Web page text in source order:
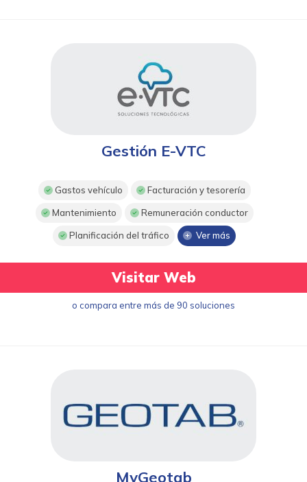
Gestión E-VTC
Gastos vehículo Facturación y tesorería
Mantenimiento Remuneración conductor
Planificación del tráfico Ver más
Visitar Web
o compara entre más de 90 soluciones
MyGeotab